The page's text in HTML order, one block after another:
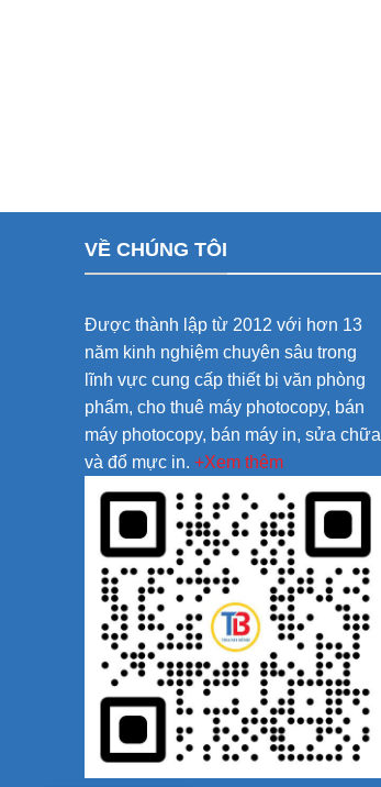
VỀ CHÚNG TÔI
Được thành lập từ 2012 với hơn 13
năm kinh nghiệm chuyên sâu trong
lĩnh vực cung cấp thiết bị văn phòng
phẩm, cho thuê máy photocopy, bán
máy photocopy, bán máy in, sửa chữa
và đổ mực in. +Xem thêm